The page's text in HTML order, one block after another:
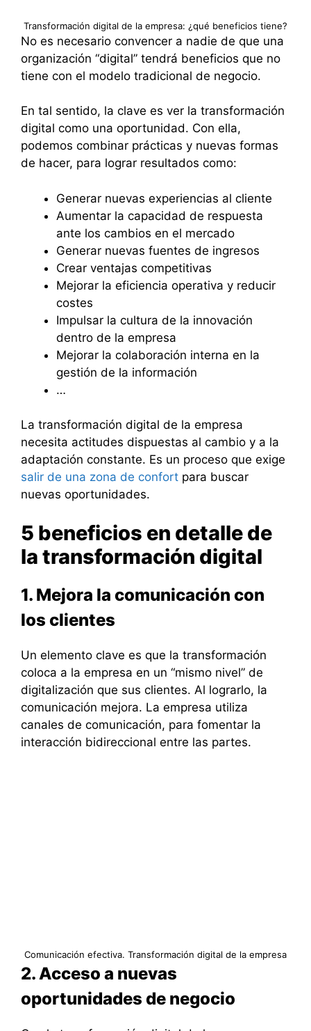
Transformación digital de la empresa: ¿qué beneficios tiene?
No es necesario convencer a nadie de que una
organización “digital” tendrá beneficios que no
tiene con el modelo tradicional de negocio.
En tal sentido, la clave es ver la transformación
digital como una oportunidad. Con ella,
podemos combinar prácticas y nuevas formas
de hacer, para lograr resultados como:
Generar nuevas experiencias al cliente
Aumentar la capacidad de respuesta
ante los cambios en el mercado
Generar nuevas fuentes de ingresos
Crear ventajas competitivas
Mejorar la eficiencia operativa y reducir
costes
Impulsar la cultura de la innovación
dentro de la empresa
Mejorar la colaboración interna en la
gestión de la información
…
La transformación digital de la empresa
necesita actitudes dispuestas al cambio y a la
adaptación constante. Es un proceso que exige
salir de una zona de confort para buscar
nuevas oportunidades.
5 beneficios en detalle de
la transformación digital
1. Mejora la comunicación con
los clientes
Un elemento clave es que la transformación
coloca a la empresa en un “mismo nivel” de
digitalización que sus clientes. Al lograrlo, la
comunicación mejora. La empresa utiliza
canales de comunicación, para fomentar la
interacción bidireccional entre las partes.
Comunicación efectiva. Transformación digital de la empresa
2. Acceso a nuevas
oportunidades de negocio